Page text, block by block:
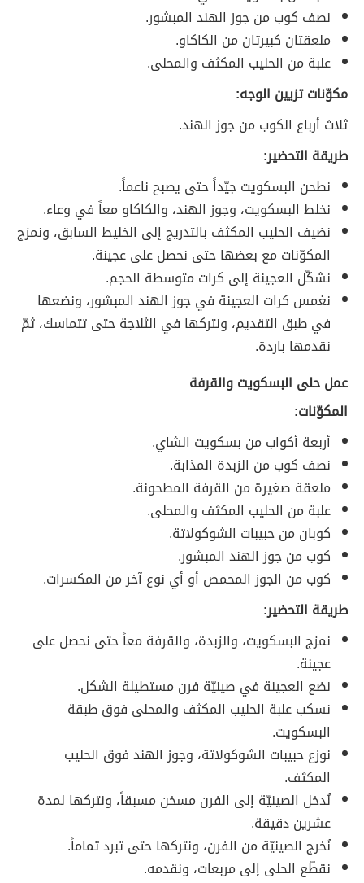
نصف كوب من جوز الهند المبشور.
ملعقتان كبيرتان من الكاكاو.
علبة من الحليب المكثف والمحلى.
مكوّنات تزيين الوجه:
ثلاث أرباع الكوب من جوز الهند.
طريقة التحضير:
نطحن البسكويت جيّداً حتى يصبح ناعماً.
نخلط البسكويت، وجوز الهند، والكاكاو معاً في وعاء.
نضيف الحليب المكثف بالتدريج إلى الخليط السابق، ونمزج
المكوّنات مع بعضها حتى نحصل على عجينة.
نشكّل العجينة إلى كرات متوسطة الحجم.
نغمس كرات العجينة في جوز الهند المبشور، ونضعها
في طبق التقديم، ونتركها في الثلاجة حتى تتماسك، ثمّ
نقدمها باردة.
عمل حلى البسكويت والقرفة
المكوّنات:
أربعة أكواب من بسكويت الشاي.
نصف كوب من الزبدة المذابة.
ملعقة صغيرة من القرفة المطحونة.
علبة من الحليب المكثف والمحلى.
كوبان من حبيبات الشوكولاتة.
كوب من جوز الهند المبشور.
كوب من الجوز المحمص أو أي نوع آخر من المكسرات.
طريقة التحضير:
نمزج البسكويت، والزبدة، والقرفة معاً حتى نحصل على
عجينة.
نضع العجينة في صينيّة فرن مستطيلة الشكل.
نسكب علبة الحليب المكثف والمحلى فوق طبقة
البسكويت.
نوزع حبيبات الشوكولاتة، وجوز الهند فوق الحليب
المكثف.
نُدخل الصينيّة إلى الفرن مسخن مسبقاً، ونتركها لمدة
عشرين دقيقة.
نُخرج الصينيّة من الفرن، ونتركها حتى تبرد تماماً.
نقطّع الحلى إلى مربعات، ونقدمه.